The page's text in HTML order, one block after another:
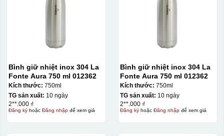
Hộp xi ly sứ
Bình giữ nhiệt inox 304 La
Fonte Aura 750 ml 012362
Kích thước: 750ml
TG sản xuất: 10 ngày
2**.000 ₫
Đăng kýhoặc Đăng nhậpđể xem giá
Bình giữ nhiệt inox 304 La
Fonte Aura 750 ml 012362
Kích thước: 750ml
TG sản xuất: 10 ngày
2**.000 ₫
Đăng kýhoặc Đăng nhậpđể xem giá